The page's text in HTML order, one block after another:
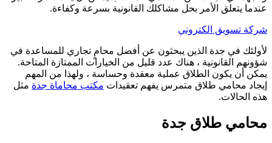
عندما يتعلق الأمر بحل مشاكلك القانونية بسرعة وكفاءة.
شركة تسويق الكتروني
لأولئك في جدة الذين يبحثون عن أفضل محامٍ تجاري للمساعدة في
شؤونهم القانونية ، هناك عدد قليل من الخيارات الممتازة المتاحة.
يمكن أن يكون الطلاق عملية معقدة وحساسة ، ولهذا من المهم
إيجاد محامي طلاق متمرس يفهم تعقيدات مكتب محاماة جدة مثل
هذه الحالات.
محامي طلاق جدة